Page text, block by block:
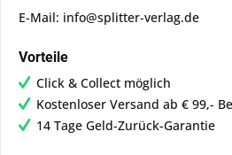
E-Mail: info@splitter-verlag.de
Vorteile
Click & Collect möglich
Kostenloser Versand ab € 99,-
14 Tage Geld-Zurück-Garantie